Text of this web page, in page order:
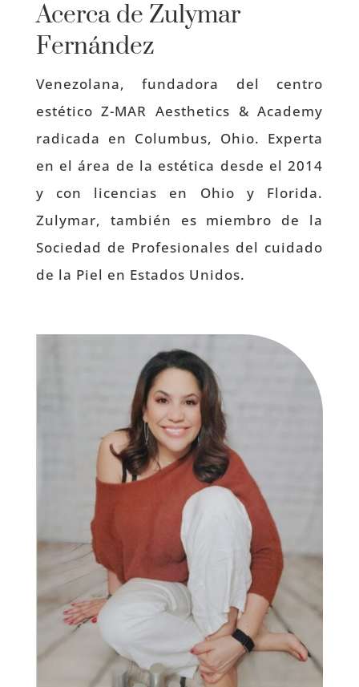
Acerca de Zulymar
Fernández
Venezolana, fundadora del centro
estético Z-MAR Aesthetics & Academy
radicada en Columbus, Ohio. Experta
en el área de la estética desde el 2014
y con licencias en Ohio y Florida.
Zulymar, también es miembro de la
Sociedad de Profesionales del cuidado
de la Piel en Estados Unidos.